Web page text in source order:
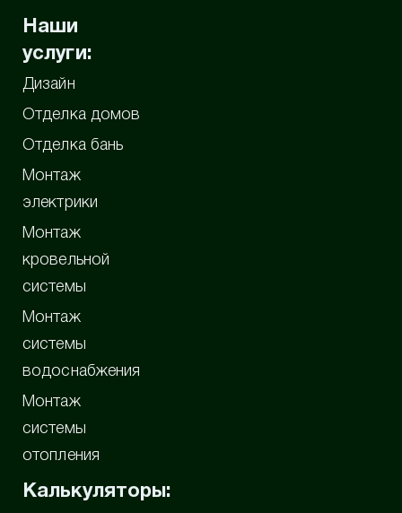
Наши
услуги:
Дизайн
Отделка домов
Отделка бань
Монтаж
электрики
Монтаж
кровельной
системы
Монтаж
системы
водоснабжения
Монтаж
системы
отопления
Калькуляторы: